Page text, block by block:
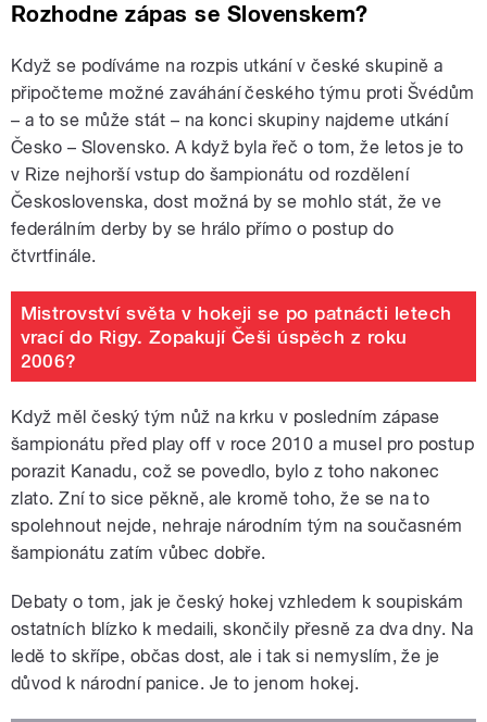
Rozhodne zápas se Slovenskem?
Když se podíváme na rozpis utkání v české skupině a
připočteme možné zaváhání českého týmu proti Švédům
– a to se může stát – na konci skupiny najdeme utkání
Česko – Slovensko. A když byla řeč o tom, že letos je to
v Rize nejhorší vstup do šampionátu od rozdělení
Československa, dost možná by se mohlo stát, že ve
federálním derby by se hrálo přímo o postup do
čtvrtfinále.
Mistrovství světa v hokeji se po patnácti letech
vrací do Rigy. Zopakují Češi úspěch z roku
2006?
Když měl český tým nůž na krku v posledním zápase
šampionátu před play off v roce 2010 a musel pro postup
porazit Kanadu, což se povedlo, bylo z toho nakonec
zlato. Zní to sice pěkně, ale kromě toho, že se na to
spolehnout nejde, nehraje národním tým na současném
šampionátu zatím vůbec dobře.
Debaty o tom, jak je český hokej vzhledem k soupiskám
ostatních blízko k medaili, skončily přesně za dva dny. Na
ledě to skřípe, občas dost, ale i tak si nemyslím, že je
důvod k národní panice. Je to jenom hokej.